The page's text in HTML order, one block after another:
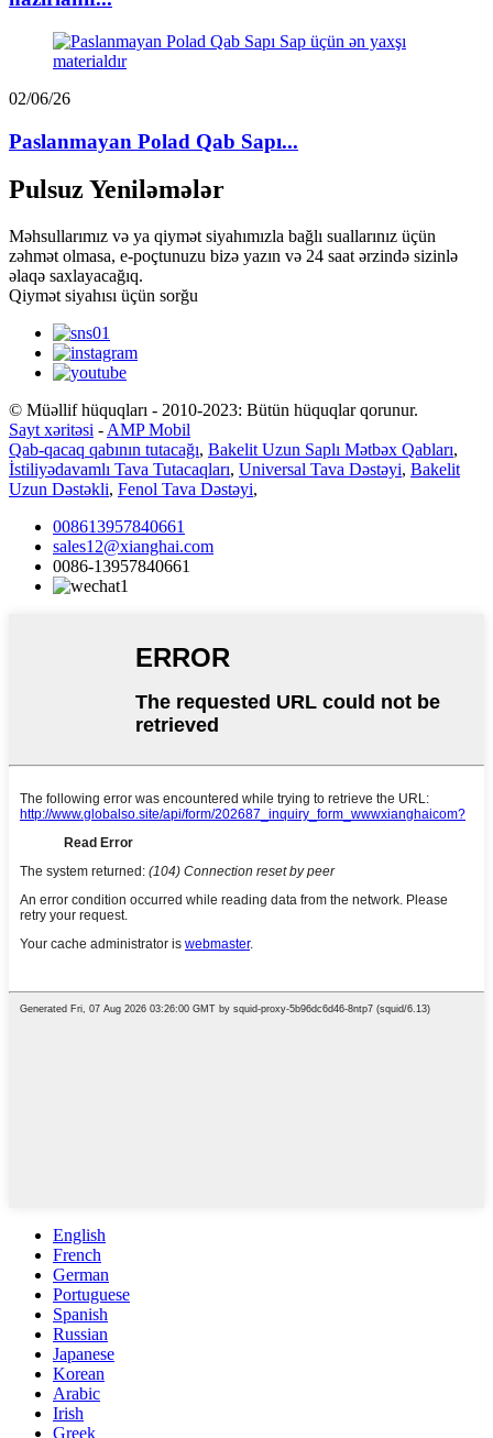
02/06/26
Paslanmayan Polad Qab Sapı...
Pulsuz Yeniləmələr
Məhsullarımız və ya qiymət siyahımızla bağlı suallarınız üçün
zəhmət olmasa, e-poçtunuzu bizə yazın və 24 saat ərzində sizinlə
əlaqə saxlayacağıq.
Qiymət siyahısı üçün sorğu
© Müəllif hüquqları - 2010-2023: Bütün hüquqlar qorunur.
Sayt xəritəsi - AMP Mobil
Qab-qacaq qabının tutacağı, Bakelit Uzun Saplı Mətbəx Qabları,
İstiliyədavamlı Tava Tutacaqları, Universal Tava Dəstəyi, Bakelit
Uzun Dəstəkli, Fenol Tava Dəstəyi,
008613957840661
sales12@xianghai.com
0086-13957840661
English
French
German
Portuguese
Spanish
Russian
Japanese
Korean
Arabic
Irish
Greek